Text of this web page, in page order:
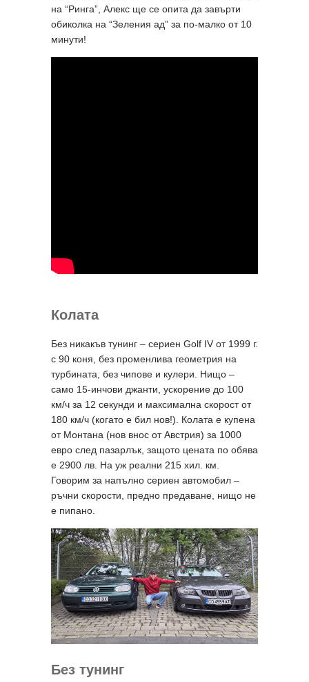
на “Ринга”, Алекс ще се опита да завърти
обиколка на “Зеления ад” за по-малко от 10
минути!
Колата
Без никакъв тунинг – сериен Golf IV от 1999 г.
с 90 коня, без променлива геометрия на
турбината, без чипове и кулери. Нищо –
само 15-инчови джанти, ускорение до 100
км/ч за 12 секунди и максимална скорост от
180 км/ч (когато е бил нов!). Колата е купена
от Монтана (нов внос от Австрия) за 1000
евро след пазарлък, защото цената по обява
е 2900 лв. На уж реални 215 хил. км.
Говорим за напълно сериен автомобил –
ръчни скорости, предно предаване, нищо не
е пипано.
Без тунинг